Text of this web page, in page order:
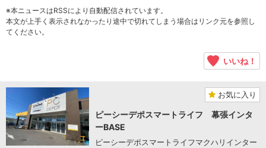
※本ニュースはRSSにより自動配信されています。
本文が上手く表示されなかったり途中で切れてしまう場合はリンク元を参照し
てください。
いいね！
お気に入り
ピーシーデポスマートライフ 幕張インタ
ーBASE
ピーシーデポスマートライフマクハリインター